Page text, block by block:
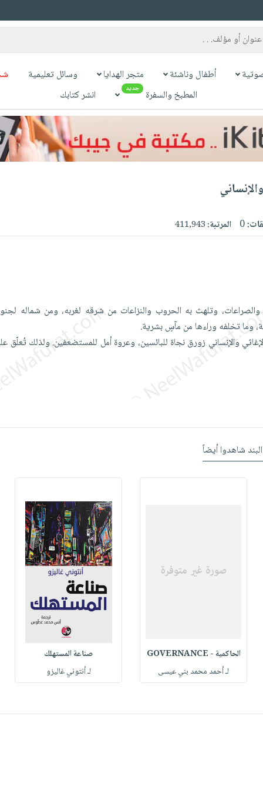
أطفال وناشئة متجر الهدايا وسائل تعليمية
المطبخ والسفرة
جديد انشر كتابك
0 المرتبة:411,943
والصراعات، وتلهث به الحروب والنزاعات من شرقه لغربه، ومن شماله
وما تخلفه وراءها من مآسٍ بشرية.
والإنساني زورق نجاة للبائسين، وعروة أمل للمستضعفين. ولذلك تُعلّق
شاهدوا أيضاً
الحاكمية - GOVERNANCE
لـ أحمد محمد بني عيسى
صناعة المستهلك‎
لـ ‎أنتوني غاليزو‎